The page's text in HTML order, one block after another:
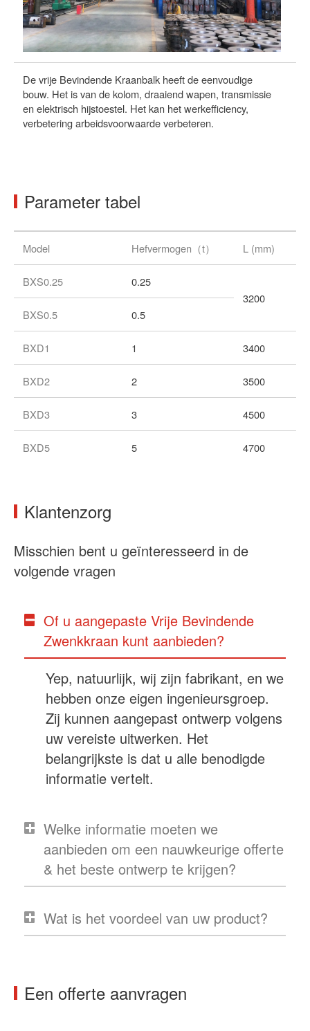
De vrije Bevindende Kraanbalk heeft de eenvoudige
bouw. Het is van de kolom, draaiend wapen, transmissie
en elektrisch hijstoestel. Het kan het werkefficiency,
verbetering arbeidsvoorwaarde verbeteren.
Parameter tabel
Model Hefvermogen（t） L (mm)
BXS0.25
0.25
3200
BXS0.5
0.5
BXD1 1 3400
BXD2 2 3500
BXD3 3 4500
BXD5 5 4700
Klantenzorg
Misschien bent u geïnteresseerd in de
volgende vragen
Of u aangepaste Vrije Bevindende
Zwenkkraan kunt aanbieden?
Yep, natuurlijk, wij zijn fabrikant, en we
hebben onze eigen ingenieursgroep.
Zij kunnen aangepast ontwerp volgens
uw vereiste uitwerken. Het
belangrijkste is dat u alle benodigde
informatie vertelt.
Welke informatie moeten we
aanbieden om een nauwkeurige offerte
& het beste ontwerp te krijgen?
Wat is het voordeel van uw product?
Een offerte aanvragen